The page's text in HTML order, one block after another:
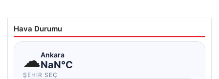
Hava Durumu
☁Ankara
NaN°C
ŞEHIR SEÇ